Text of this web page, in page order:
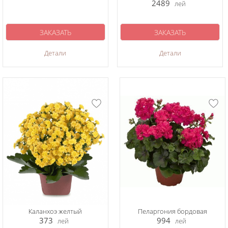
Детали
ЗАКАЗАТЬ
2489 лей
Детали
ЗАКАЗАТЬ
Каланхоэ желтый
373 лей
Пеларгония бордовая
994 лей